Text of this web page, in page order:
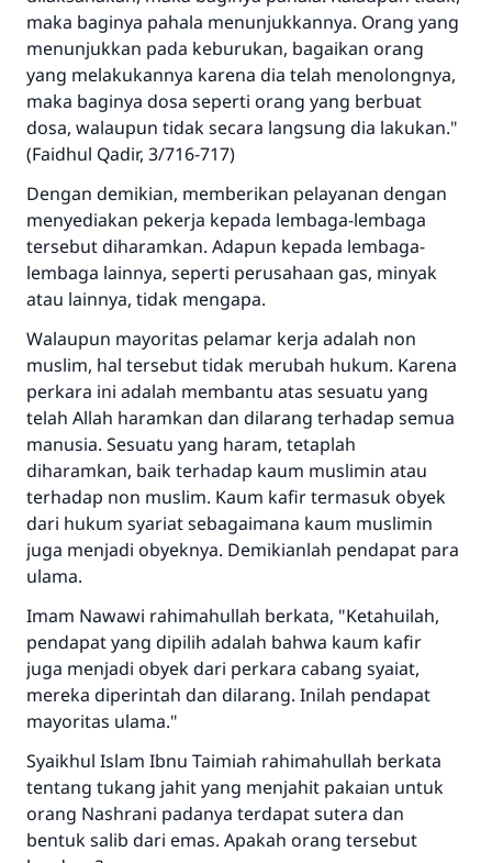
maka baginya pahala menunjukkannya. Orang yang
menunjukkan pada keburukan, bagaikan orang
yang melakukannya karena dia telah menolongnya,
maka baginya dosa seperti orang yang berbuat
dosa, walaupun tidak secara langsung dia lakukan."
(Faidhul Qadir, 3/716-717)
Dengan demikian, memberikan pelayanan dengan
menyediakan pekerja kepada lembaga-lembaga
tersebut diharamkan. Adapun kepada lembaga-
lembaga lainnya, seperti perusahaan gas, minyak
atau lainnya, tidak mengapa.
Walaupun mayoritas pelamar kerja adalah non
muslim, hal tersebut tidak merubah hukum. Karena
perkara ini adalah membantu atas sesuatu yang
telah Allah haramkan dan dilarang terhadap semua
manusia. Sesuatu yang haram, tetaplah
diharamkan, baik terhadap kaum muslimin atau
terhadap non muslim. Kaum kafir termasuk obyek
dari hukum syariat sebagaimana kaum muslimin
juga menjadi obyeknya. Demikianlah pendapat para
ulama.
Imam Nawawi rahimahullah berkata, "Ketahuilah,
pendapat yang dipilih adalah bahwa kaum kafir
juga menjadi obyek dari perkara cabang syaiat,
mereka diperintah dan dilarang. Inilah pendapat
mayoritas ulama."
Syaikhul Islam Ibnu Taimiah rahimahullah berkata
tentang tukang jahit yang menjahit pakaian untuk
orang Nashrani padanya terdapat sutera dan
bentuk salib dari emas. Apakah orang tersebut
Jawaban no. 110845
menyelamatkan pernikahan.
Bantu kami dalam memberikan jawaban untuk umat
Rasulullah ﷺ bersabda
"Siapa yang menunjukkan suatu kebaikan,
meka dia akan mendapatkan pahala yang
sama dengan orang yang melakukannya"
MUSLIM, 1893
Saham